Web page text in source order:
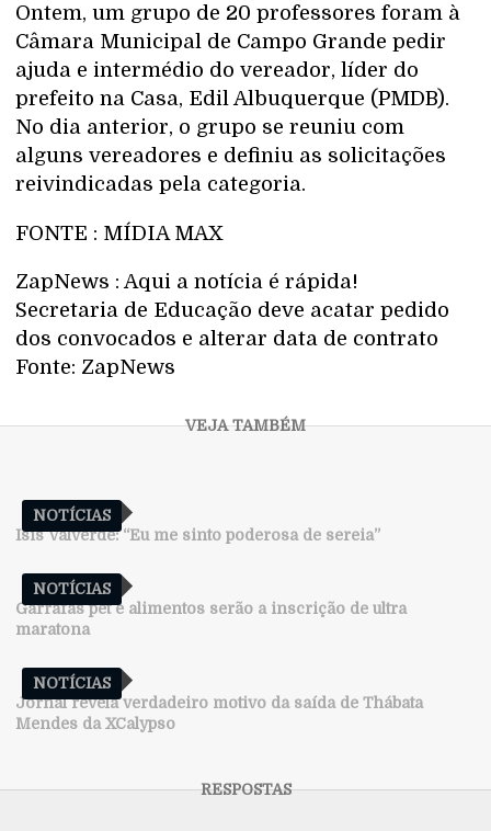
Ontem, um grupo de 20 professores foram à
Câmara Municipal de Campo Grande pedir
ajuda e intermédio do vereador, líder do
prefeito na Casa, Edil Albuquerque (PMDB).
No dia anterior, o grupo se reuniu com
alguns vereadores e definiu as solicitações
reivindicadas pela categoria.
FONTE : MÍDIA MAX
ZapNews : Aqui a notícia é rápida!
Secretaria de Educação deve acatar pedido
dos convocados e alterar data de contrato
Fonte: ZapNews
NOTÍCIAS
Isis Valverde: “Eu me sinto poderosa de sereia”
NOTÍCIAS
Garrafas pet e alimentos serão a inscrição de ultra
maratona
NOTÍCIAS
Jornal revela verdadeiro motivo da saída de Thábata
Mendes da XCalypso